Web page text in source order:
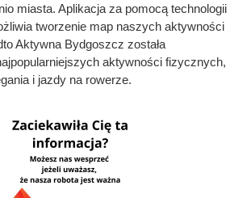
miasta. Aplikacja za pomocą technologii
tworzenie map naszych aktywności
Aktywna Bydgoszcz została
aktywności fizycznych,
i jazdy na rowerze.